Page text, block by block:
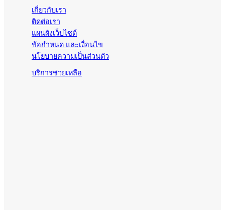
เกี่ยวกับเรา
ติดต่อเรา
แผนผังเว็บไซต์
ข้อกำหนด และเงื่อนไข
นโยบายความเป็นส่วนตัว
บริการช่วยเหลือ